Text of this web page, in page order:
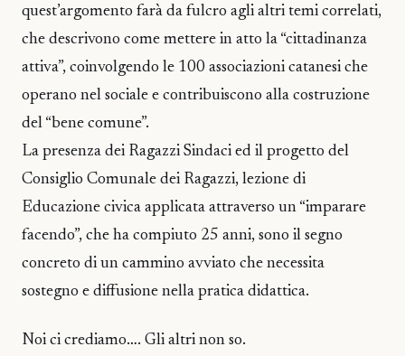
quest’argomento farà da fulcro agli altri temi correlati,
che descrivono come mettere in atto la “cittadinanza
attiva”, coinvolgendo le 100 associazioni catanesi che
operano nel sociale e contribuiscono alla costruzione
del “bene comune”.
La presenza dei Ragazzi Sindaci ed il progetto del
Consiglio Comunale dei Ragazzi, lezione di
Educazione civica applicata attraverso un “imparare
facendo”, che ha compiuto 25 anni, sono il segno
concreto di un cammino avviato che necessita
sostegno e diffusione nella pratica didattica.
Noi ci crediamo…. Gli altri non so.